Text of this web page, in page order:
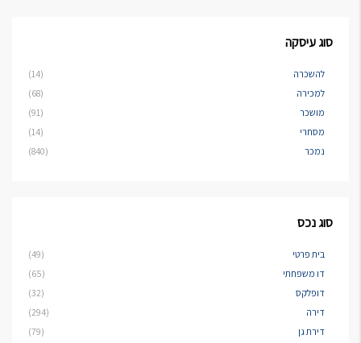
סוג עיסקה
להשכרה
(14)
למכירה
(68)
מושכר
(91)
מסחרי
(14)
נמכר
(840)
סוג נכס
בית פרטי
(49)
דו משפחתי
(65)
דופלקס
(32)
דירה
(294)
דירת גן
(79)